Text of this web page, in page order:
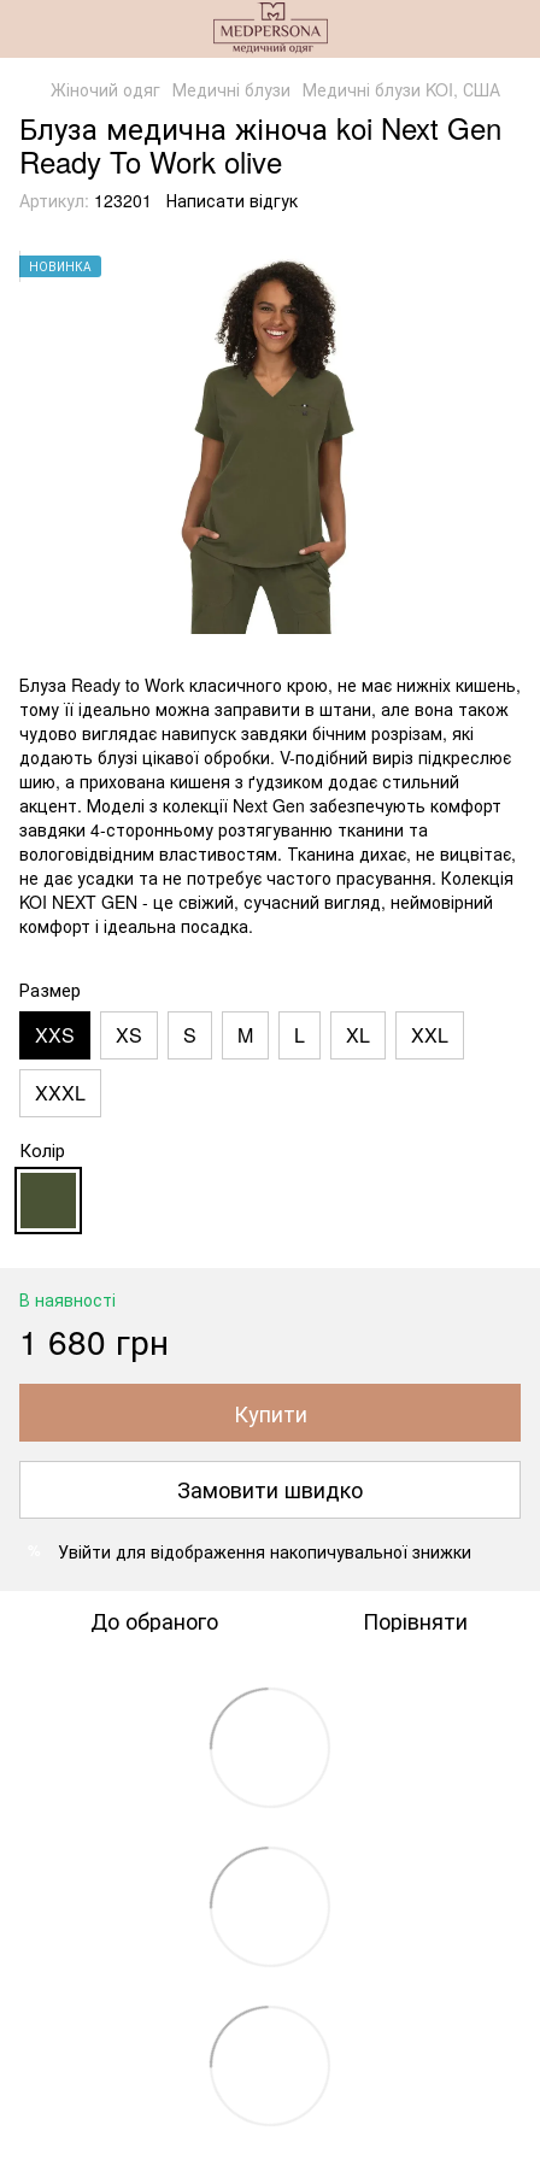
Жіночий одяг Медичні блузи Медичні блузи KOI, США
Блуза медична жіноча koi Next Gen
Ready To Work olive
Артикул: 123201 Написати відгук
НОВИНКА
Блуза Ready to Work класичного крою, не має нижніх кишень,
тому її ідеально можна заправити в штани, але вона також
чудово виглядає навипуск завдяки бічним розрізам, які
додають блузі цікавої обробки. V-подібний виріз підкреслює
шию, а прихована кишеня з ґудзиком додає стильний
акцент. Моделі з колекції Next Gen забезпечують комфорт
завдяки 4-сторонньому розтягуванню тканини та
вологовідвідним властивостям. Тканина дихає, не вицвітає,
не дає усадки та не потребує частого прасування. Колекція
KOI NEXT GEN - це свіжий, сучасний вигляд, неймовірний
комфорт і ідеальна посадка.
Размер
XXS XS S M L XL XXL
XXXL
Колір
В наявності
1 680 грн
Купити
Замовити швидко
Увійти для відображення накопичувальної знижки
До обраного Порівняти